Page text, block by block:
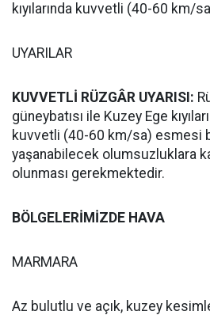
kıyılarında kuvvetli (40-60 km/
UYARILAR
KUVVETLİ RÜZGÂR UYARISI:
güneybatısı ile Kuzey Ege
kuvvetli (40-60 km/sa) esmesi
yaşanabilecek olumsuzluklara
olunması gerekmektedir.
BÖLGELERİMİZDE HAVA
MARMARA
Az bulutlu ve açık, kuzey